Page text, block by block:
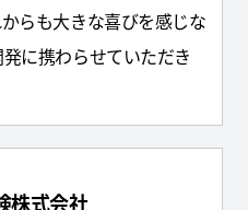
らも大きな喜びを感じな
に携わらせていただき
株式会社